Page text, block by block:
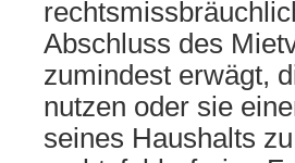
Abschluss des
zumindest erwägt,
nutzen oder sie
seines Haushalts